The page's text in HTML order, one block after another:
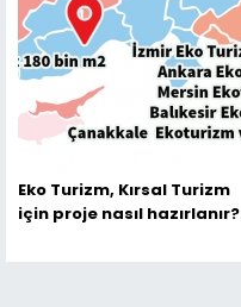
Eko Turizm, Kırsal Turizm
için proje nasıl hazırlanır?